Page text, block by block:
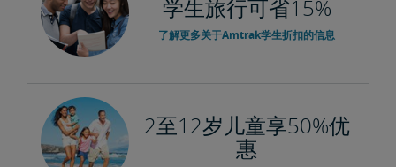
学生旅行可省15%
了解更多关于Amtrak学生折扣的信息
2至12岁儿童享50%优
惠